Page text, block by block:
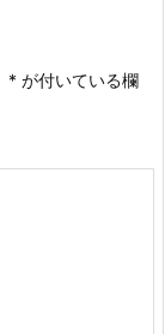
* が付いている欄